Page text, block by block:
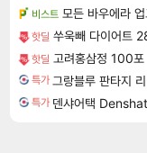
비스트 모든 바우에라
핫딜 쑤욱빼 다이어트
핫딜 고려홍삼정 100포
특가
특가 덴샤어택